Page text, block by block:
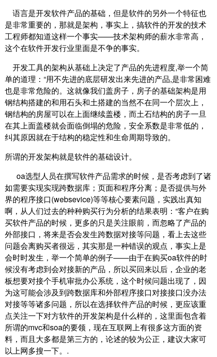
语言是开发软件产品的基础，但是软件的另外一个特征也
是非常重要的，那就是架构，事实上，搞软件的开发的技术
工程师都知道这样一个事实——技术架构师的薪水非常高，
这个在软件开发行业里面是不争的事实。
开发工具的架构从基础上决定了产品的先进程度,举一个简
单的道理：“用不先进的底层研发出来先进的产品,是非常困难
也是非常危险的。这就像我们盖房子，房子的基础架构是用
钢结构搭建的和用石头和土搭建的当然不在同一个层次上，
钢结构的房屋可以在上面继续盖楼，而土石结构的房子一旦
在其上面盖楼就会面临倒塌的危险，安全系数是非常低的，
纠其原因就在于结构的稳定性和生命周期导致的。
所谓的开发架构就是软件的基础设计。
oa选型人员在撰写软件产品需求的时候，是否考虑到了诸
如需要实现实现跨数据库；页面和程序分离；是否提供与外
界的程序接口(websevice)等等核心要素问题，实践出真知
啊，从人们过去的种种购买行为分析的结果表明：“客户在购
买软件产品的时候，更多的只是关注眼前，而忽略了产品的
外部接口，将来是否会发生跨数据对接等问题，看上去这些
问题会离购买者很远，其实那是一种错误的观点，事实上是
会时时发生，举一个简单的例子——由于在购买oa软件的时
候没有考虑到会对接新的产品，所以买回来以后，企业的老
板想要对接个手机审批办公系统，这个时候问题出现了，因
为这可能会涉及到跨数据库和外部程序接口对接接口没办法
对接等等诸多问题，所以在选择软件产品的时候，更应该重
点关注一下对方软件的开发架构是什么样的，这里面包含着
所谓的mvc和soa的要领，现在互联网上有很多这方面的资
料，而且大多都是第三方的，论述的较为公正，建议大家可
以上网多搜一下。.